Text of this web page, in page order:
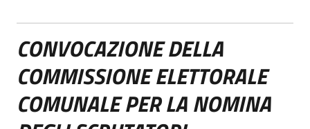
CONVOCAZIONE DELLA
COMMISSIONE ELETTORALE
COMUNALE PER LA NOMINA